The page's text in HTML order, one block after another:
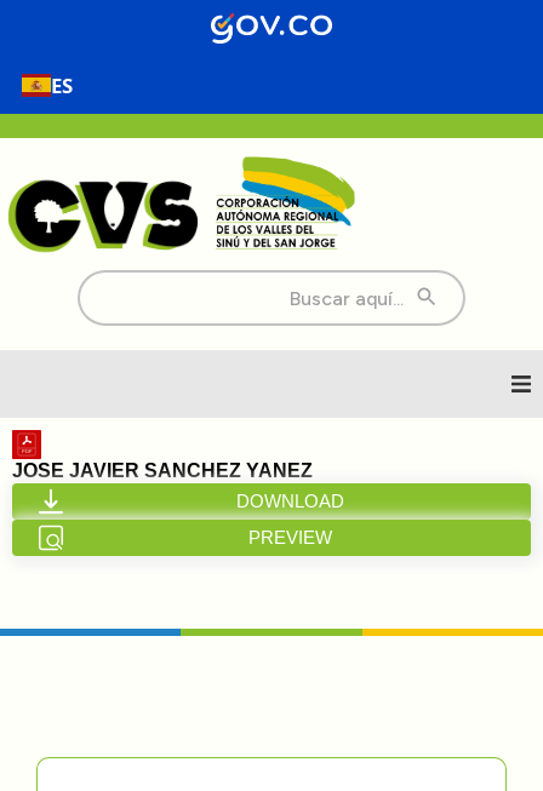
ES
Buscar:
Inicio
Nosotros
Transparencia
Participa
JOSE JAVIER SANCHEZ YANEZ
DOWNLOAD
PREVIEW